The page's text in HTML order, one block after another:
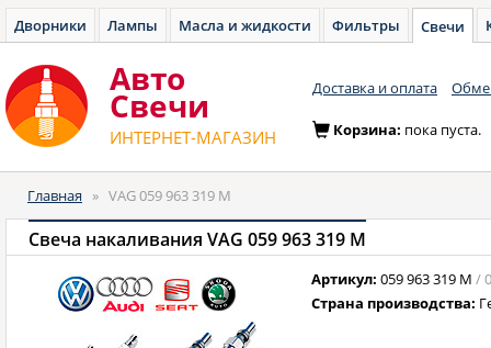
Дворники Лампы Масла и жидкости Фильтры Свечи
Авто
Cвечи
ИНТЕРНЕТ-МАГАЗИН
Доставка и оплата
Корзина: пока пуста.
Главная » VAG 059 963 319 M
Свеча накаливания VAG 059 963 319 M
Артикул: 059 963 319 M /
Страна производства: